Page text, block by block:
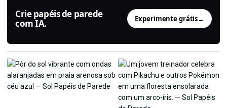
Crie papéis de parede
com IA.
Experimente grátis→